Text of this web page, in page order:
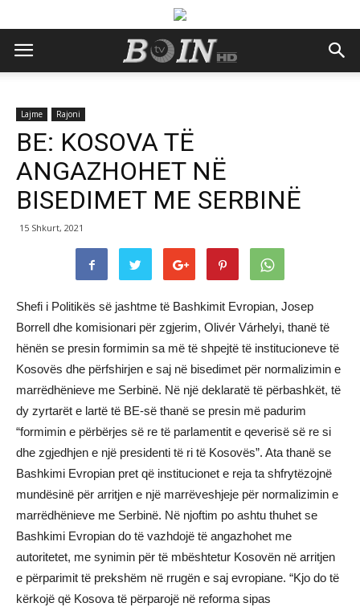
Lajme Rajoni
BE: KOSOVA TË
ANGAZHOHET NË
BISEDIMET ME SERBINË
15 Shkurt, 2021
Shefi i Politikës së jashtme të Bashkimit Evropian, Josep
Borrell dhe komisionari për zgjerim, Olivér Várhelyi, thanë të
hënën se presin formimin sa më të shpejtë të institucioneve të
Kosovës dhe përfshirjen e saj në bisedimet për normalizimin e
marrëdhënieve me Serbinë. Në një deklaratë të përbashkët, të
dy zyrtarët e lartë të BE-së thanë se presin më padurim
“formimin e përbërjes së re të parlamentit e qeverisë së re si
dhe zgjedhjen e një presidenti të ri të Kosovës”. Ata thanë se
Bashkimi Evropian pret që institucionet e reja ta shfrytëzojnë
mundësinë për arritjen e një marrëveshjeje për normalizimin e
marrëdhënieve me Serbinë. Në njoftim po ashtu thuhet se
Bashkimi Evropian do të vazhdojë të angazhohet me
autoritetet, me synimin për të mbështetur Kosovën në arritjen
e përparimit të prekshëm në rrugën e saj evropiane. “Kjo do të
kërkojë që Kosova të përparojë në reforma sipas